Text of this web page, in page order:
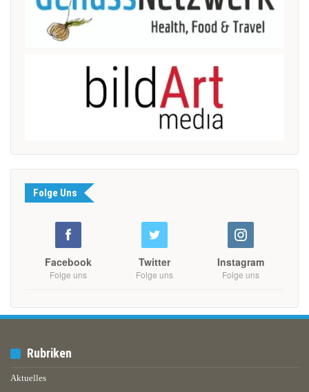
Folge Uns
Facebook
Folge uns
Twitter
Folge uns
Instagram
Folge uns
Rubriken
Aktuelles